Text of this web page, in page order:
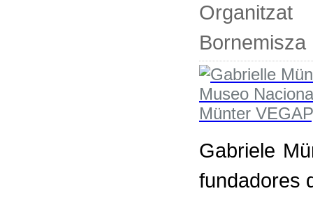
Bornemisza
Gabriele
fundadores